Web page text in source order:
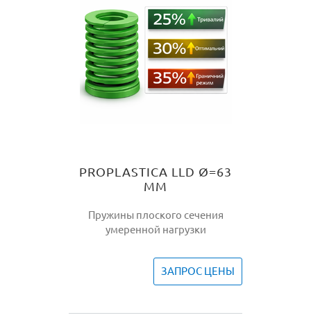
PROPLASTICA LLD Ø=63
ММ
Пружины плоского сечения
умеренной нагрузки
ЗАПРОС ЦЕНЫ